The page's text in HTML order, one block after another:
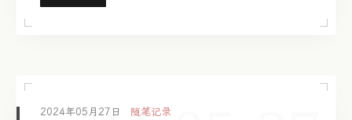
2024年05月27日 随笔记录